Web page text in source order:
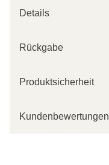
Details
Rückgabe
Produktsicherheit
Kundenbewertungen